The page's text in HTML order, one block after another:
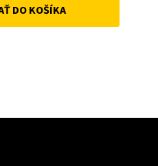
was: is:
DO KOŠÍKA